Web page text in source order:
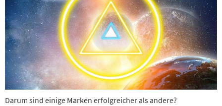
Darum sind einige Marken erfolgreicher als andere?